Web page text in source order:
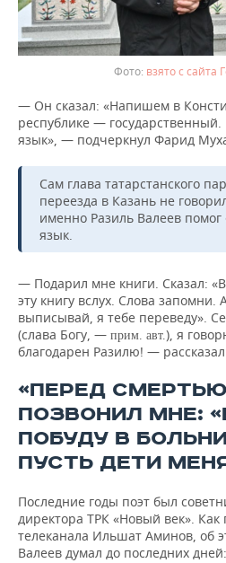
взято с сайта
— Он сказал: «Напишем в
республике —
язык», — подчеркнул Фарид
Сам глава татарстанского
переезда в Казань не
именно Разиль Валеев
язык.
— Подарил мне книги. Сказал:
эту книгу вслух. Слова
выписывай, я тебе переведу».
(слава Богу, — прим. авт.), я
благодарен Разилю! —
«ПЕРЕД
ПОЗВОНИЛ МНЕ:
ПОБУДУ В
ПУСТЬ ДЕТИ
Последние годы поэт был
директора ТРК «Новый век». Как
телеканала Ильшат Аминов, об
Валеев думал до последних дней: